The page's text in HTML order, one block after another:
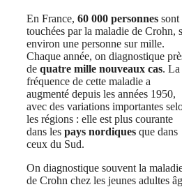
En France, 60 000 personnes sont
touchées par la maladie de Crohn,
environ une personne sur mille.
Chaque année, on diagnostique
de quatre mille nouveaux cas. La
fréquence de cette maladie a
augmenté depuis les années 1950,
avec des variations importantes
les régions : elle est plus courante
dans les pays nordiques que dans
ceux du Sud.
On diagnostique souvent la
de Crohn chez les jeunes adultes